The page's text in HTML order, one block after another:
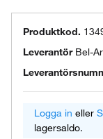
Produktkod.
Leverantör Bel-
Logga in eller
lagersaldo.